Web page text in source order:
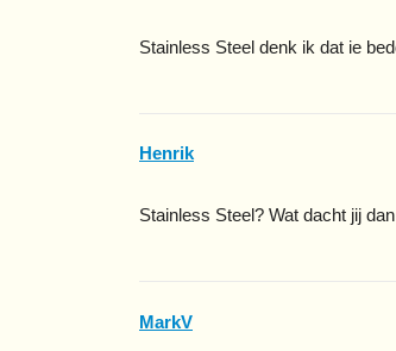
Stainless Steel denk ik dat ie
Henrik
Stainless Steel? Wat dacht jij dan
MarkV